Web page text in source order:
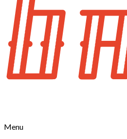
Menu